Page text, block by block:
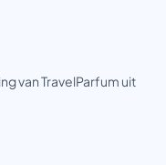
van TravelParfum uit